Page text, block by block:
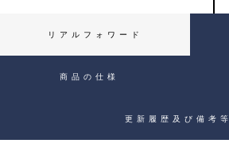
リアルフォワード
商品の仕様
更新履歴及び備考等